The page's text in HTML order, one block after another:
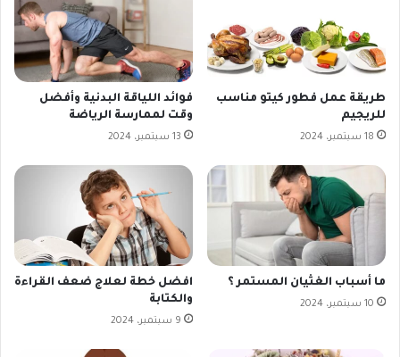
طريقة عمل فطور كيتو مناسب
للريجيم
18 سبتمبر، 2024
فوائد اللياقة البدنية وأفضل
وقت لممارسة الرياضة
13 سبتمبر، 2024
ما أسباب الغثيان المستمر ؟
10 سبتمبر، 2024
افضل خطة لعلاج ضعف القراءة
والكتابة
9 سبتمبر، 2024